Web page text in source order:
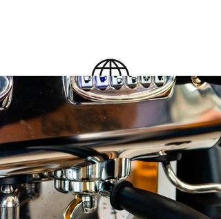
https://www.instagram.com/p/CfN
MvzzMDWf/?
igshid=NmZiMzY2Mjc=
Página Web